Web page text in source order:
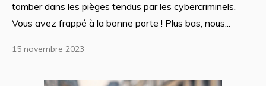
tomber dans les pièges tendus par les cybercriminels.
Vous avez frappé à la bonne porte ! Plus bas, nous...
15 novembre 2023